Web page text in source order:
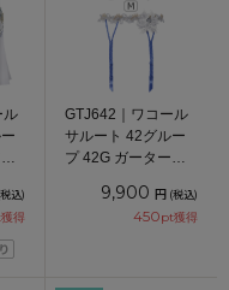
ル
込)
得
GTJ642｜ワコール
サルート 42グルー
プ 42G ガーターベ
9,900 円 (税込)
450pt獲得